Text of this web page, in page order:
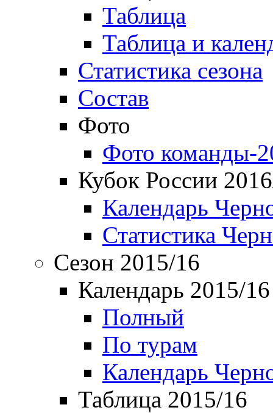
Таблица
Таблица и
Статистика сезона
Состав
Фото
Фото команды-
Кубок России
Календарь
Статистика
Сезон 2015/16
Календарь 2015/16
Полный
По турам
Календарь
Таблица 2015/16